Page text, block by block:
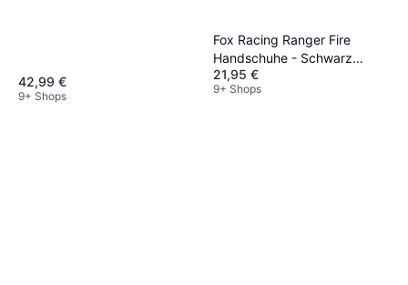
42,99 €
9+ Shops
Fox Racing Ranger Fire
Handschuhe - Schwarz
Herren
21,95 €
9+ Shops